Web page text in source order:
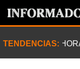
TENDENCIAS: